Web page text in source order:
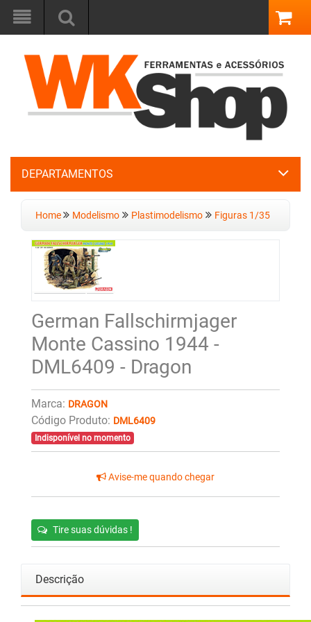
DEPARTAMENTOS
Home Modelismo Plastimodelismo Figuras 1/35
German Fallschirmjager
Monte Cassino 1944 -
DML6409 - Dragon
Marca: DRAGON
Código Produto: DML6409
Indisponível no momento
Avise-me quando chegar
Tire suas dúvidas !
Descrição